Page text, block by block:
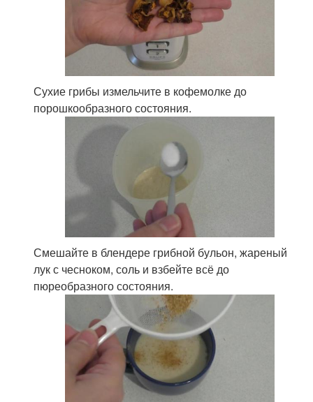
Сухие грибы измельчите в кофемолке до
порошкообразного состояния.
Смешайте в блендере грибной бульон, жареный
лук с чесноком, соль и взбейте всё до
пюреобразного состояния.